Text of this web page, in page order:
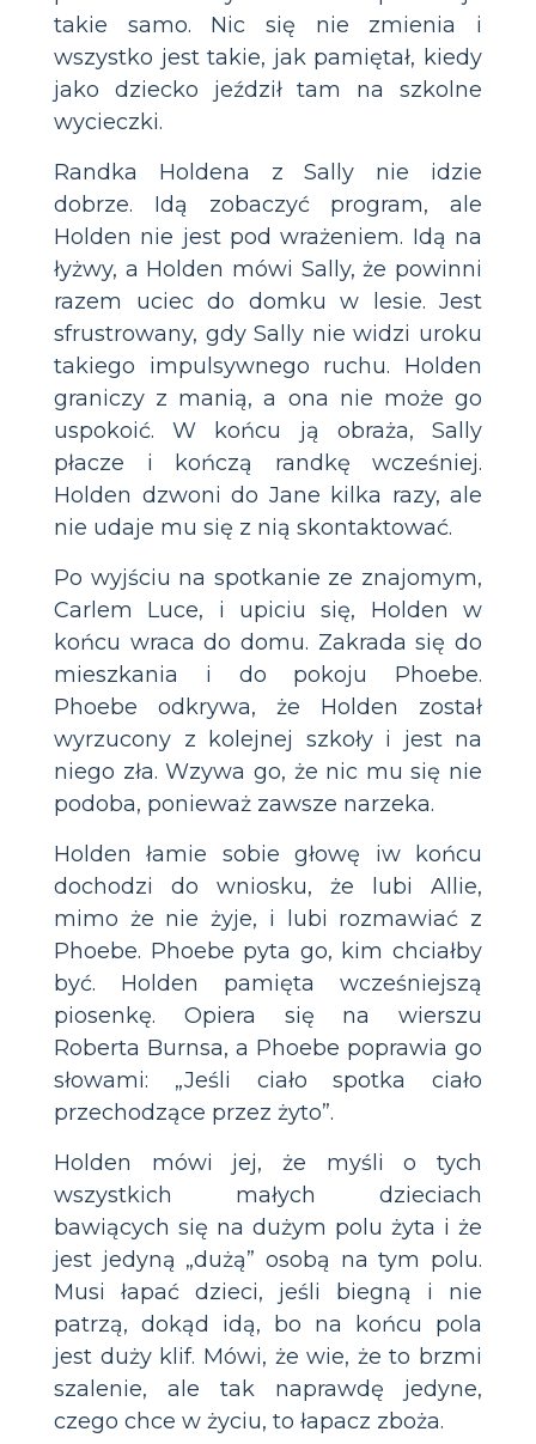
takie samo. Nic się nie zmienia i
wszystko jest takie, jak pamiętał, kiedy
jako dziecko jeździł tam na szkolne
wycieczki.
Randka Holdena z Sally nie idzie
dobrze. Idą zobaczyć program, ale
Holden nie jest pod wrażeniem. Idą na
łyżwy, a Holden mówi Sally, że powinni
razem uciec do domku w lesie. Jest
sfrustrowany, gdy Sally nie widzi uroku
takiego impulsywnego ruchu. Holden
graniczy z manią, a ona nie może go
uspokoić. W końcu ją obraża, Sally
płacze i kończą randkę wcześniej.
Holden dzwoni do Jane kilka razy, ale
nie udaje mu się z nią skontaktować.
Po wyjściu na spotkanie ze znajomym,
Carlem Luce, i upiciu się, Holden w
końcu wraca do domu. Zakrada się do
mieszkania i do pokoju Phoebe.
Phoebe odkrywa, że Holden został
wyrzucony z kolejnej szkoły i jest na
niego zła. Wzywa go, że nic mu się nie
podoba, ponieważ zawsze narzeka.
Holden łamie sobie głowę iw końcu
dochodzi do wniosku, że lubi Allie,
mimo że nie żyje, i lubi rozmawiać z
Phoebe. Phoebe pyta go, kim chciałby
być. Holden pamięta wcześniejszą
piosenkę. Opiera się na wierszu
Roberta Burnsa, a Phoebe poprawia go
słowami: „Jeśli ciało spotka ciało
przechodzące przez żyto”.
Holden mówi jej, że myśli o tych
wszystkich małych dzieciach
bawiących się na dużym polu żyta i że
jest jedyną „dużą” osobą na tym polu.
Musi łapać dzieci, jeśli biegną i nie
patrzą, dokąd idą, bo na końcu pola
jest duży klif. Mówi, że wie, że to brzmi
szalenie, ale tak naprawdę jedyne,
czego chce w życiu, to łapacz zboża.